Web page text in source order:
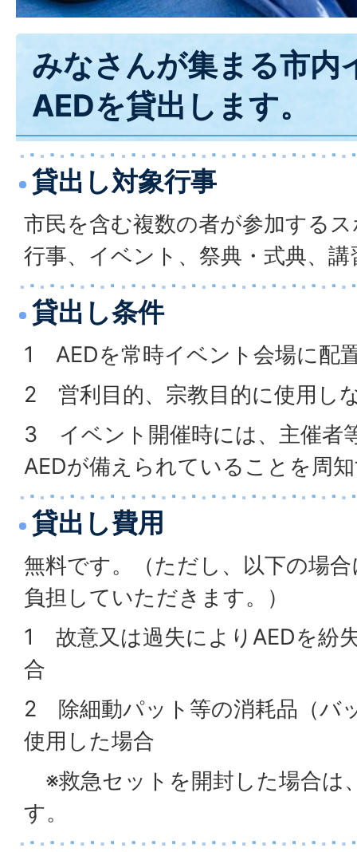
みなさんが集まる市内
AEDを貸出します。
貸出し対象行事
市民を含む複数の者が参加する
行事、イベント、祭典・式典、講
貸出し条件
1 AEDを常時イベント会場に配
2 営利目的、宗教目的に使用し
3 イベント開催時には、主催者
AEDが備えられていることを周
貸出し費用
無料です。（ただし、以下の場
負担していただきます。）
1 故意又は過失によりAEDを紛
合
2 除細動パット等の消耗品（バ
使用した場合
※救急セットを開封した場合は
す。